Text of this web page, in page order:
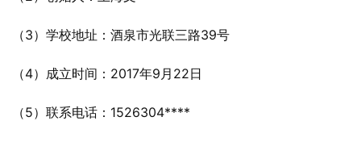
（3）学校地址：酒泉市光联三路39号
（4）成立时间：2017年9月22日
（5）联系电话：1526304****